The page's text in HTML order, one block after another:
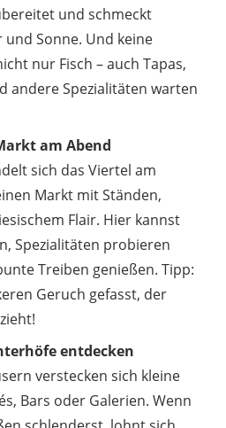
und schmeckt
und Sonne. Und keine
nur Fisch – auch Tapas,
andere Spezialitäten warten
am Abend
sich das Viertel am
Markt mit Ständen,
Flair. Hier kannst
Spezialitäten probieren
Treiben genießen. Tipp:
Geruch gefasst, der
entdecken
verstecken sich kleine
Bars oder Galerien. Wenn